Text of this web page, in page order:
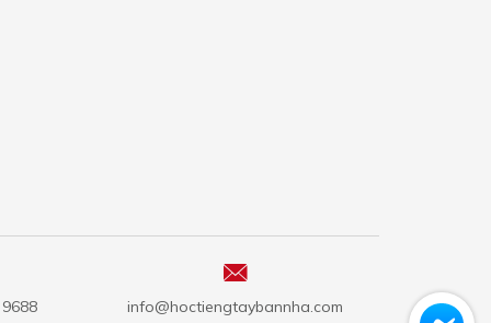
info@hoctiengtaybannha.com